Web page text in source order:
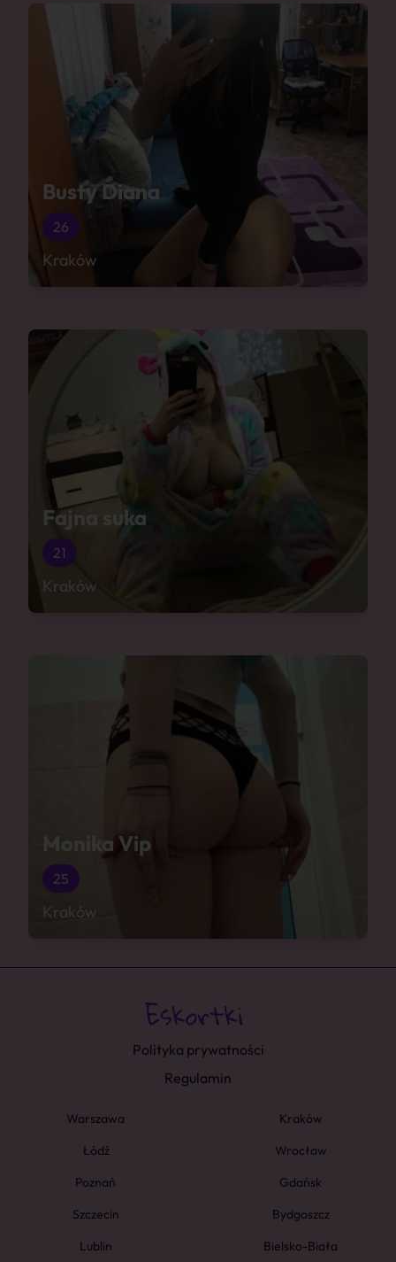
Busty Diana
26
Kraków
Fajna suka
21
Kraków
Monika Vip
25
Kraków
Polityka prywatności
Regulamin
Warszawa
Kraków
Łódź
Wrocław
Poznań
Gdańsk
Szczecin
Bydgoszcz
Lublin
Bielsko-Biała